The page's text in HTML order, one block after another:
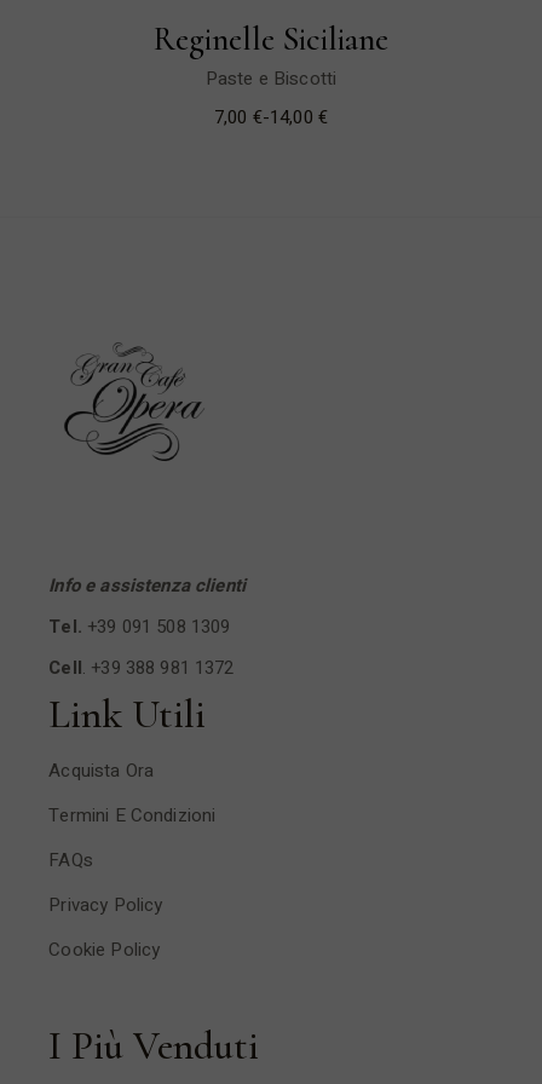
Reginelle Siciliane
Paste e Biscotti
7,00 €-14,00 €
Info e assistenza clienti
Tel. +39 091 508 1309
Cell. +39 388 981 1372
Link Utili
Acquista Ora
Termini E Condizioni
FAQs
Privacy Policy
Cookie Policy
I Più Venduti